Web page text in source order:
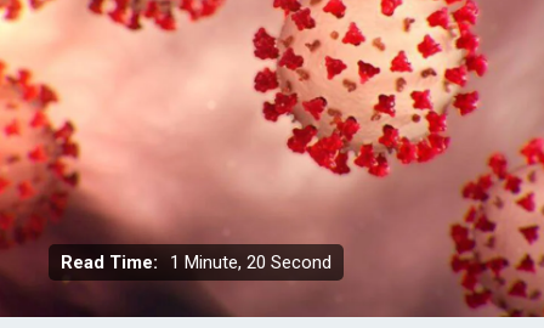
Read Time: 1 Minute, 20 Second